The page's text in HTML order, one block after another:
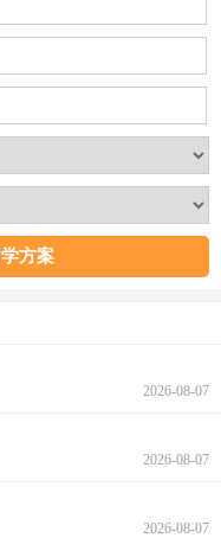
2026-08-07
2026-08-07
2026-08-07